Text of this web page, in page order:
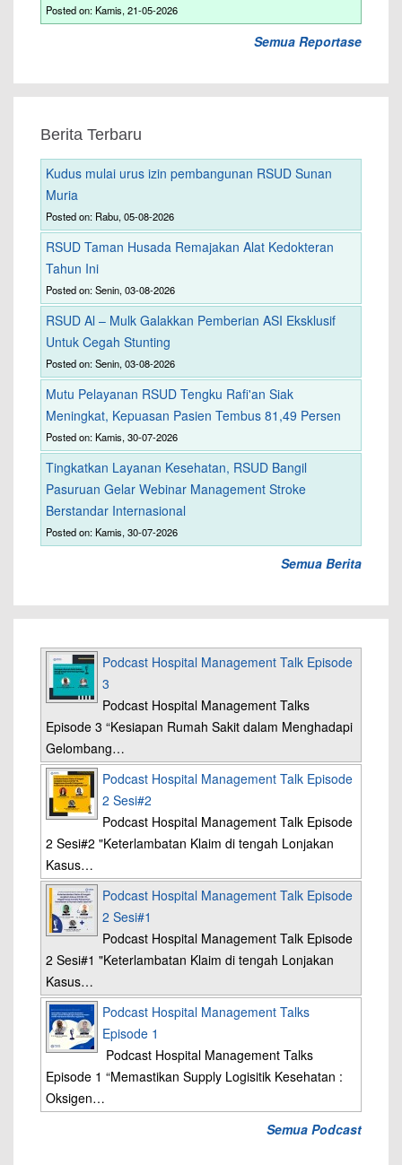
Posted on: Kamis, 21-05-2026
Semua Reportase
Berita Terbaru
Kudus mulai urus izin pembangunan RSUD Sunan
Muria
Posted on: Rabu, 05-08-2026
RSUD Taman Husada Remajakan Alat Kedokteran
Tahun Ini
Posted on: Senin, 03-08-2026
RSUD Al – Mulk Galakkan Pemberian ASI Eksklusif
Untuk Cegah Stunting
Posted on: Senin, 03-08-2026
Mutu Pelayanan RSUD Tengku Rafi'an Siak
Meningkat, Kepuasan Pasien Tembus 81,49 Persen
Posted on: Kamis, 30-07-2026
Tingkatkan Layanan Kesehatan, RSUD Bangil
Pasuruan Gelar Webinar Management Stroke
Berstandar Internasional
Posted on: Kamis, 30-07-2026
Semua Berita
Podcast Hospital Management Talk Episode
3
Podcast Hospital Management Talks
Episode 3 “Kesiapan Rumah Sakit dalam Menghadapi
Gelombang…
Podcast Hospital Management Talk Episode
2 Sesi#2
Podcast Hospital Management Talk Episode
2 Sesi#2 "Keterlambatan Klaim di tengah Lonjakan
Kasus…
Podcast Hospital Management Talk Episode
2 Sesi#1
Podcast Hospital Management Talk Episode
2 Sesi#1 "Keterlambatan Klaim di tengah Lonjakan
Kasus…
Podcast Hospital Management Talks
Episode 1
Podcast Hospital Management Talks
Episode 1 “Memastikan Supply Logisitik Kesehatan :
Oksigen…
Semua Podcast